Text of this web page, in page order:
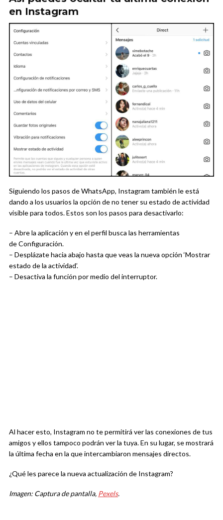
en Instagram
Siguiendo los pasos de WhatsApp, Instagram también le está
dando a los usuarios la opción de no tener su estado de actividad
visible para todos. Estos son los pasos para desactivarlo:
– Abre la aplicación y en el perfil busca las herramientas
de Configuración.
– Desplázate hacia abajo hasta que veas la nueva opción ‘Mostrar
estado de la actividad’.
– Desactiva la función por medio del interruptor.
Al hacer esto, Instagram no te permitirá ver las conexiones de tus
amigos y ellos tampoco podrán ver la tuya. En su lugar, se mostrará
la última fecha en la que intercambiaron mensajes directos.
¿Qué les parece la nueva actualización de Instagram?
Imagen: Captura de pantalla, Pexels.